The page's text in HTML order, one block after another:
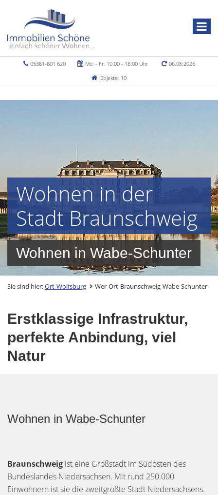
05361-601 620 Mo. - Fr. 10.00 - 18.00 Uhr
06.08.2026
Objekte: 10
Wohnen in der
Stadt Braunschweig
Wohnen in Wabe-Schunter
Sie sind hier:Ort-Wolfsburg Wer-Ort-Braunschweig-Wabe-Schunter
Erstklassige Infrastruktur,
perfekte Anbindung, viel
Natur
Wohnen in Wabe-Schunter
Braunschweig ist eine Großstadt im Südosten des
Bundeslandes Niedersachsen. Mit rund 250.000
Einwohnern ist sie die zweitgrößte Stadt Niedersachsens.